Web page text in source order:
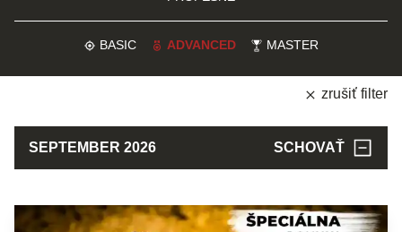
BASIC ADVANCED MASTER
zrušiť filter
SEPTEMBER 2026 SCHOVAŤ